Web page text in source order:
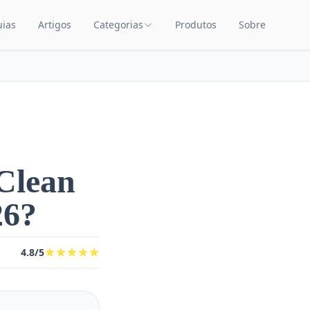
Artigos Categorias
Carrinhos de Bebê
Produtos Sobre
4.8/5